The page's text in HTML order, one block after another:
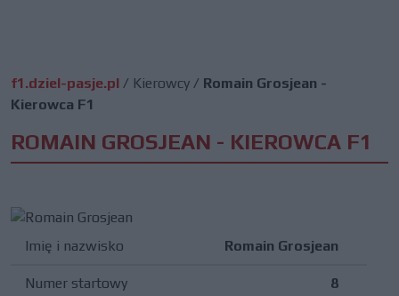
f1.dziel-pasje.pl / Kierowcy / Romain Grosjean -
Kierowca F1
ROMAIN GROSJEAN - KIEROWCA F1
Imię i nazwisko Romain Grosjean
Numer startowy 8